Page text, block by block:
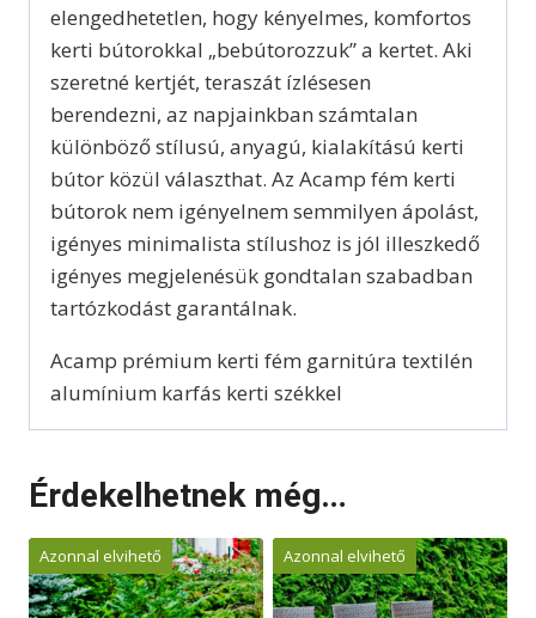
elengedhetetlen, hogy kényelmes, komfortos
kerti bútorokkal „bebútorozzuk” a kertet. Aki
szeretné kertjét, teraszát ízlésesen
berendezni, az napjainkban számtalan
különböző stílusú, anyagú, kialakítású kerti
bútor közül választhat. Az Acamp fém kerti
bútorok nem igényelnem semmilyen ápolást,
igényes minimalista stílushoz is jól illeszkedő
igényes megjelenésük gondtalan szabadban
tartózkodást garantálnak.
Acamp prémium kerti fém garnitúra textilén
alumínium karfás kerti székkel
Érdekelhetnek még…
Azonnal elvihető Azonnal elvihető